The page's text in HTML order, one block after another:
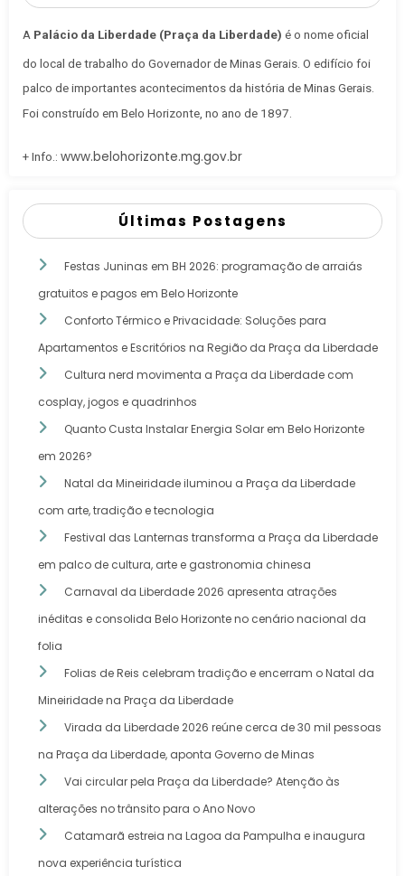
A Palácio da Liberdade (Praça da Liberdade) é o nome oficial
do local de trabalho do Governador de Minas Gerais . O edifício foi
palco de importantes acontecimentos da história de Minas Gerais.
Foi construído em Belo Horizonte, no ano de 1897.
+ Info.: www.belohorizonte.mg.gov.br
Últimas Postagens
Festas Juninas em BH 2026: programação de arraiás
gratuitos e pagos em Belo Horizonte
Conforto Térmico e Privacidade: Soluções para
Apartamentos e Escritórios na Região da Praça da Liberdade
Cultura nerd movimenta a Praça da Liberdade com
cosplay, jogos e quadrinhos
Quanto Custa Instalar Energia Solar em Belo Horizonte
em 2026?
Natal da Mineiridade iluminou a Praça da Liberdade
com arte, tradição e tecnologia
Festival das Lanternas transforma a Praça da Liberdade
em palco de cultura, arte e gastronomia chinesa
Carnaval da Liberdade 2026 apresenta atrações
inéditas e consolida Belo Horizonte no cenário nacional da
folia
Folias de Reis celebram tradição e encerram o Natal da
Mineiridade na Praça da Liberdade
Virada da Liberdade 2026 reúne cerca de 30 mil pessoas
na Praça da Liberdade, aponta Governo de Minas
Vai circular pela Praça da Liberdade? Atenção às
alterações no trânsito para o Ano Novo
Catamarã estreia na Lagoa da Pampulha e inaugura
nova experiência turística